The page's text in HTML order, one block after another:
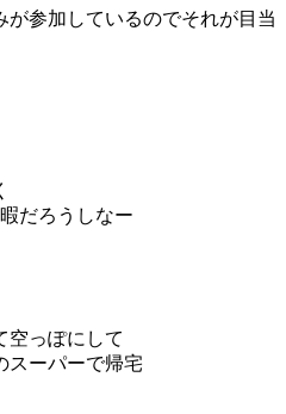
が参加しているのでそれが目当
だろうしなー
空っぽにして
ーパーで帰宅